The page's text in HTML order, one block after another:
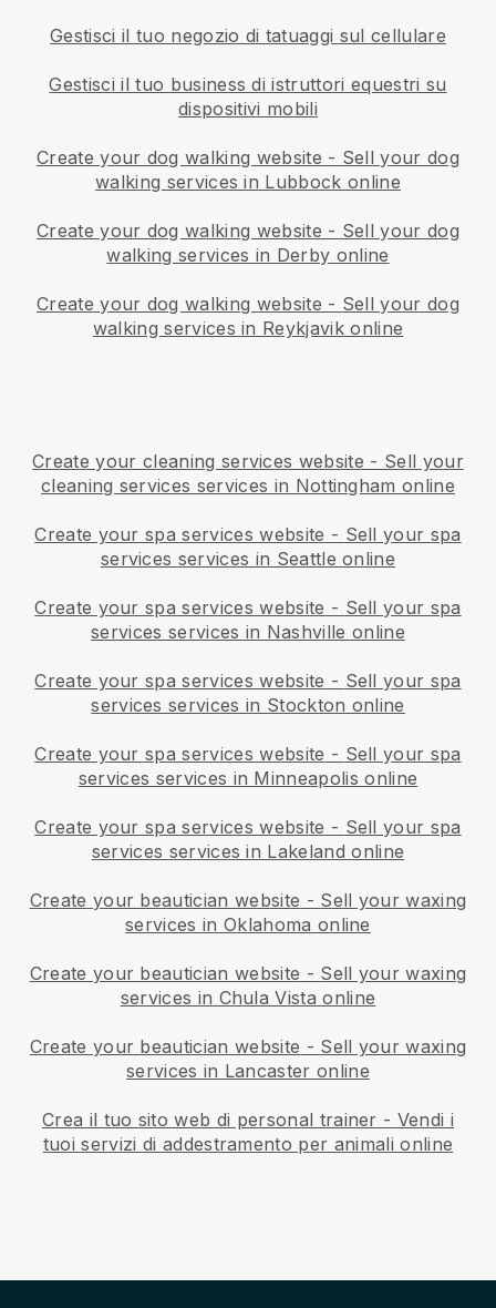
Gestisci il tuo negozio di tatuaggi sul cellulare
Gestisci il tuo business di istruttori equestri su
dispositivi mobili
Create your dog walking website - Sell your dog
walking services in Lubbock online
Create your dog walking website - Sell your dog
walking services in Derby online
Create your dog walking website - Sell your dog
walking services in Reykjavik online
Create your cleaning services website - Sell your
cleaning services services in Nottingham online
Create your spa services website - Sell your spa
services services in Seattle online
Create your spa services website - Sell your spa
services services in Nashville online
Create your spa services website - Sell your spa
services services in Stockton online
Create your spa services website - Sell your spa
services services in Minneapolis online
Create your spa services website - Sell your spa
services services in Lakeland online
Create your beautician website - Sell your waxing
services in Oklahoma online
Create your beautician website - Sell your waxing
services in Chula Vista online
Create your beautician website - Sell your waxing
services in Lancaster online
Crea il tuo sito web di personal trainer - Vendi i
tuoi servizi di addestramento per animali online